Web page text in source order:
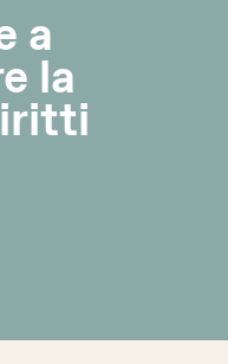
a
la